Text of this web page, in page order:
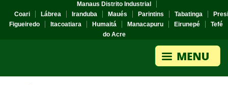
Manaus Distrito Industrial
Coari
Lábrea Iranduba Maués Parintins Tabatinga
Figueiredo
Itacoatiara Humaitá Manacapuru Eirunepé
Tefé
do Acre